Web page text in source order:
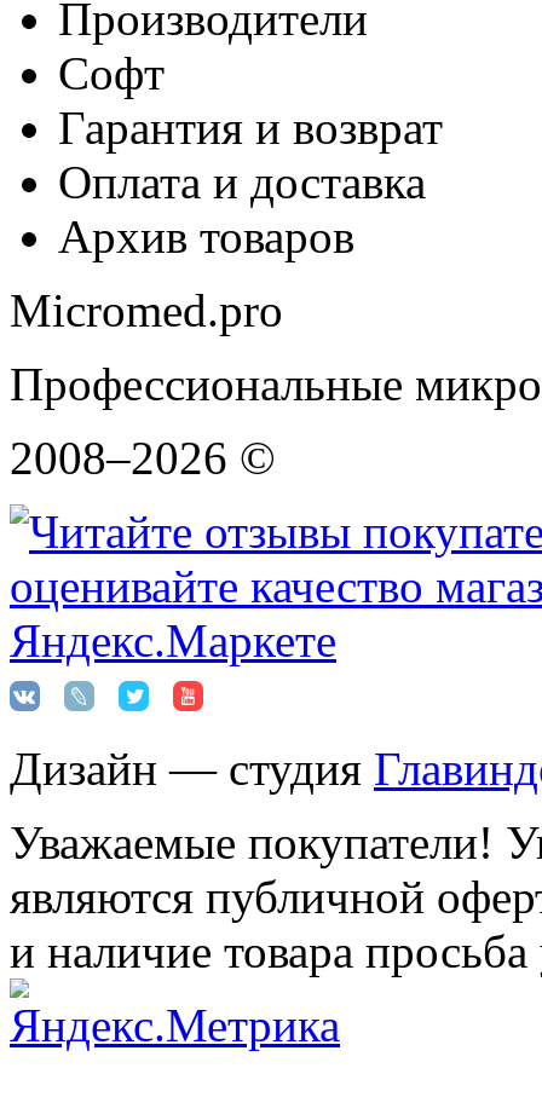
Производители
Софт
Гарантия и возврат
Оплата и доставка
Архив товаров
Micromed.pro
Профессиональные
2008–2026 ©
Дизайн — студия
Уважаемые покупатели!
являются публичной
и наличие товара